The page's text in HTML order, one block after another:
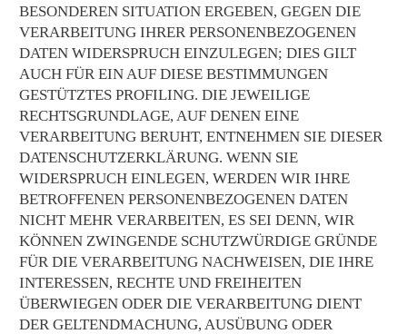
BESONDEREN SITUATION ERGEBEN, GEGEN DIE
VERARBEITUNG IHRER PERSONENBEZOGENEN
DATEN WIDERSPRUCH EINZULEGEN; DIES GILT
AUCH FÜR EIN AUF DIESE BESTIMMUNGEN
GESTÜTZTES PROFILING. DIE JEWEILIGE
RECHTSGRUNDLAGE, AUF DENEN EINE
VERARBEITUNG BERUHT, ENTNEHMEN SIE DIESER
DATENSCHUTZERKLÄRUNG. WENN SIE
WIDERSPRUCH EINLEGEN, WERDEN WIR IHRE
BETROFFENEN PERSONENBEZOGENEN DATEN
NICHT MEHR VERARBEITEN, ES SEI DENN, WIR
KÖNNEN ZWINGENDE SCHUTZWÜRDIGE GRÜNDE
FÜR DIE VERARBEITUNG NACHWEISEN, DIE IHRE
INTERESSEN, RECHTE UND FREIHEITEN
ÜBERWIEGEN ODER DIE VERARBEITUNG DIENT
DER GELTENDMACHUNG, AUSÜBUNG ODER